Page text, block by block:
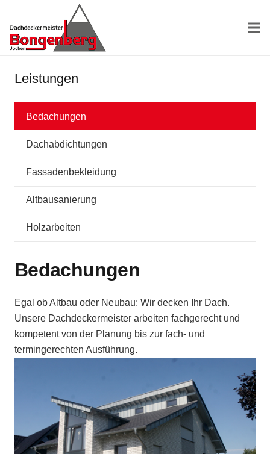
Leistungen
Bedachungen
Dachabdichtungen
Fassadenbekleidung
Altbausanierung
Holzarbeiten
Bedachungen
Egal ob Altbau oder Neubau: Wir decken Ihr Dach.
Unsere Dachdeckermeister arbeiten fachgerecht und
kompetent von der Planung bis zur fach- und
termingerechten Ausführung.